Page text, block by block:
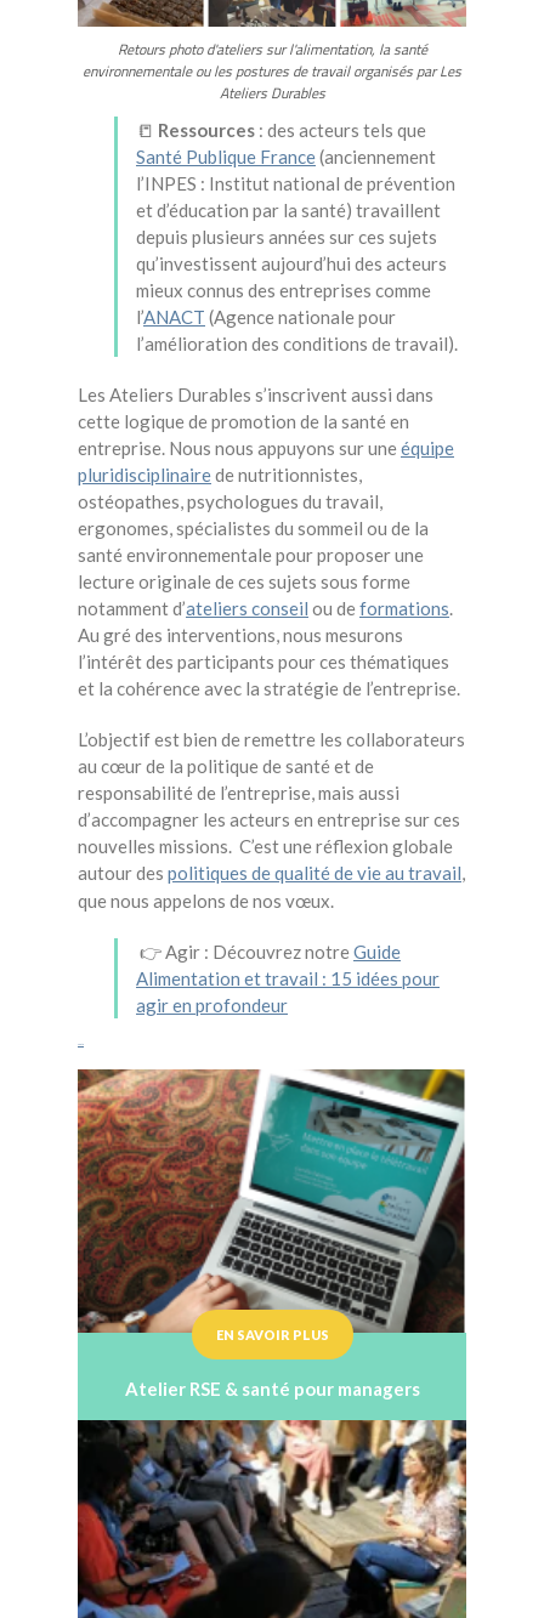
Retours photo d'ateliers sur l'alimentation, la santé
environnementale ou les postures de travail organisés par Les
Ateliers Durables
📒 Ressources : des acteurs tels que
Santé Publique France(anciennement
l’INPES : Institut national de prévention
et d’éducation par la santé) travaillent
depuis plusieurs années sur ces sujets
qu’investissent aujourd’hui des acteurs
mieux connus des entreprises comme
l’ANACT (Agence nationale pour
l’amélioration des conditions de travail).
Les Ateliers Durables s’inscrivent aussi dans
cette logique de promotion de la santé en
entreprise. Nous nous appuyons sur uneéquipe
pluridisciplinairede nutritionnistes,
ostéopathes, psychologues du travail,
ergonomes, spécialistes du sommeil ou de la
santé environnementale pour proposer une
lecture originale de ces sujets sous forme
notamment d’ateliers conseil ou deformations.
Au gré des interventions, nous mesurons
l’intérêt des participants pour ces thématiques
et la cohérence avec la stratégie de l’entreprise.
L’objectif est bien de remettre les collaborateurs
au cœur de la politique de santé et de
responsabilité de l’entreprise, mais aussi
d’accompagner les acteurs en entreprise sur ces
nouvelles missions. C’est une réflexion globale
autour des politiques de qualité de vie au travail,
que nous appelons de nos vœux.
👉 Agir : Découvrez notreGuide
Alimentation et travail : 15 idées pour
agir en profondeur
EN SAVOIR PLUS
Atelier RSE & santé pour managers